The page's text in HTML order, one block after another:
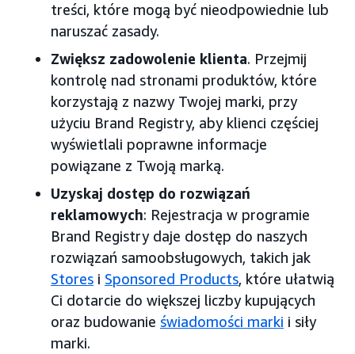
treści, które mogą być nieodpowiednie lub
naruszać zasady.
Zwiększ zadowolenie klienta. Przejmij
kontrolę nad stronami produktów, które
korzystają z nazwy Twojej marki, przy
użyciu Brand Registry, aby klienci częściej
wyświetlali poprawne informacje
powiązane z Twoją marką.
Uzyskaj dostęp do rozwiązań
reklamowych: Rejestracja w programie
Brand Registry daje dostęp do naszych
rozwiązań samoobsługowych, takich jak
Stores i Sponsored Products, które ułatwią
Ci dotarcie do większej liczby kupujących
oraz budowanie świadomości marki i siły
marki.